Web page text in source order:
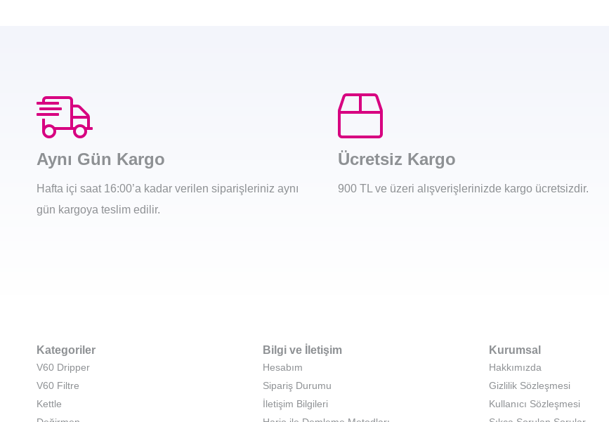
Aynı Gün Kargo
Hafta içi saat 16:00’a kadar verilen siparişleriniz aynı
gün kargoya teslim edilir.
Ücretsiz Kargo
900 TL ve üzeri alışverişlerinizde kargo ücretsizdir.
Kategoriler
V60 Dripper
V60 Filtre
Kettle
Bilgi ve İletişim
Hesabım
Sipariş Durumu
İletişim Bilgileri
Kurumsal
Hakkımızda
Gizlilik Sözleşmesi
Kullanıcı Sözleşmesi